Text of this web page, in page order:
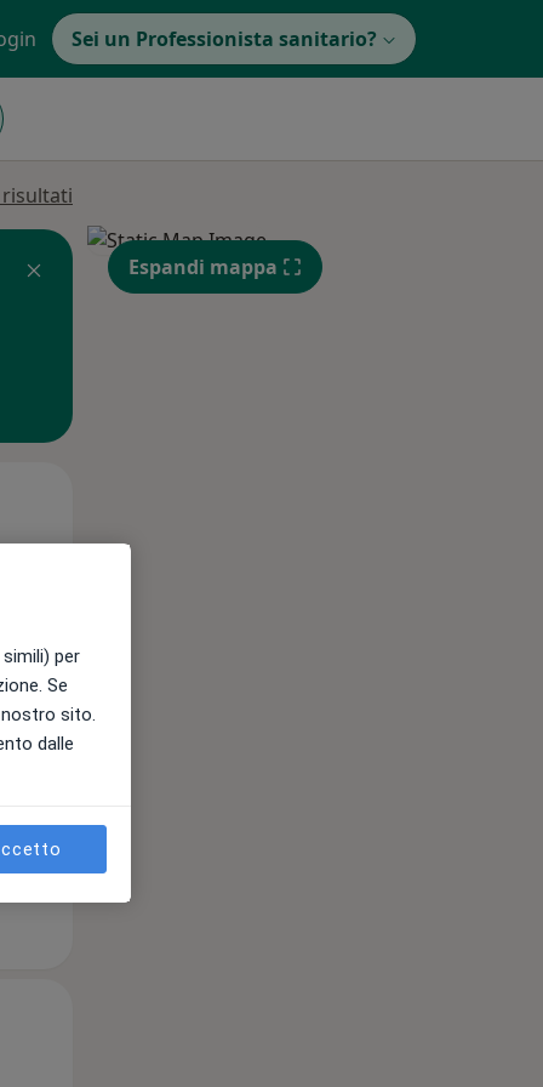
Sei un Professionista sanitario?
Espandi mappa
per
Se
sito.
dalle